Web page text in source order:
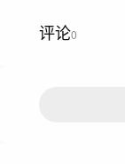
评论0